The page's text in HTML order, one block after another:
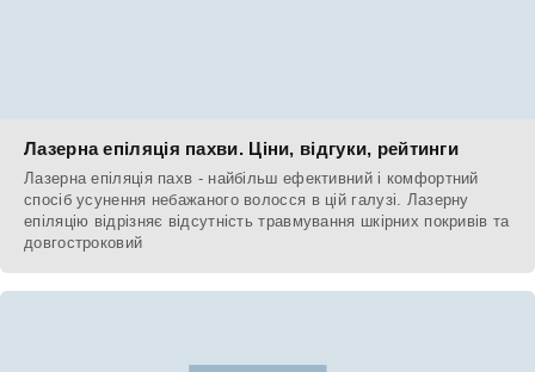
Лазерна епіляція пахви. Ціни, відгуки, рейтинги
Лазерна епіляція пахв - найбільш ефективний і комфортний
спосіб усунення небажаного волосся в цій галузі. Лазерну
епіляцію відрізняє відсутність травмування шкірних покривів та
довгостроковий